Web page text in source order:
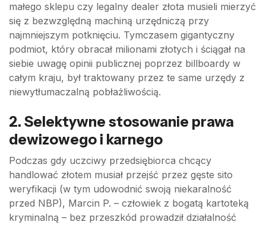
małego sklepu czy legalny dealer złota musieli mierzyć
się z bezwzględną machiną urzędniczą przy
najmniejszym potknięciu. Tymczasem gigantyczny
podmiot, który obracał milionami złotych i ściągał na
siebie uwagę opinii publicznej poprzez billboardy w
całym kraju, był traktowany przez te same urzędy z
niewytłumaczalną pobłażliwością.
2. Selektywne stosowanie prawa
dewizowego i karnego
Podczas gdy uczciwy przedsiębiorca chcący
handlować złotem musiał przejść przez gęste sito
weryfikacji (w tym udowodnić swoją niekaralność
przed NBP), Marcin P. – człowiek z bogatą kartoteką
kryminalną – bez przeszkód prowadził działalność